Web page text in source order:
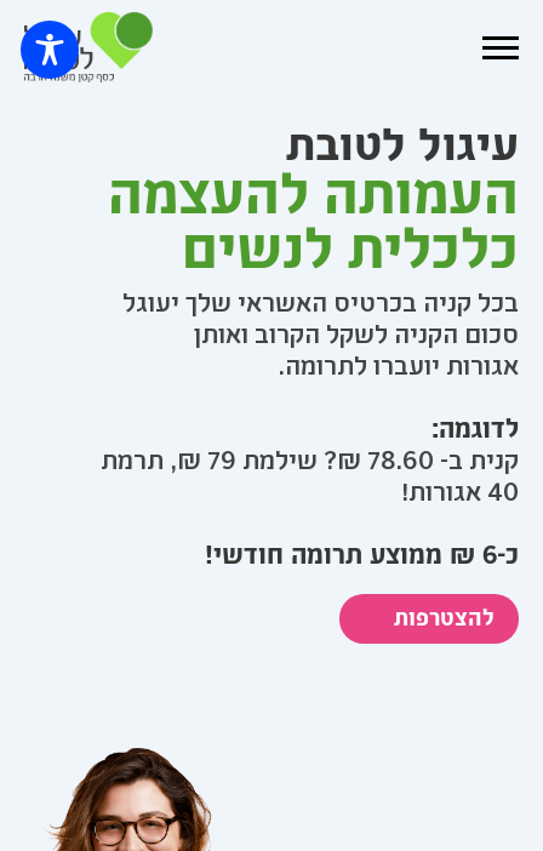
עיגול לטובת
העמותה להעצמה
כלכלית לנשים
בכל קניה בכרטיס האשראי שלך יעוגל
סכום הקניה לשקל הקרוב ואותן
אגורות יועברו לתרומה.
לדוגמה:
קנית ב- 78.60 ₪? שילמת 79 ₪, תרמת
40 אגורות!
כ-6 ₪ ממוצע תרומה חודשי!
להצטרפות